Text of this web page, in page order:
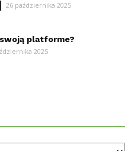
26 października 2025
platforme?
2025